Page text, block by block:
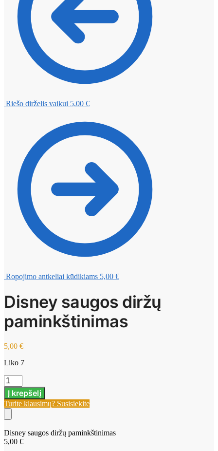
Riešo dirželis vaikui 5,00 €
Ropojimo antkeliai kūdikiams 5,00 €
Disney saugos diržų
paminkštinimas
5,00 €
Liko 7
produkto
kiekis:
Disney
saugos
paminkštinimas
Į krepšelį
Turite klausimų? Susisiekite
Disney saugos diržų paminkštinimas
5,00 €